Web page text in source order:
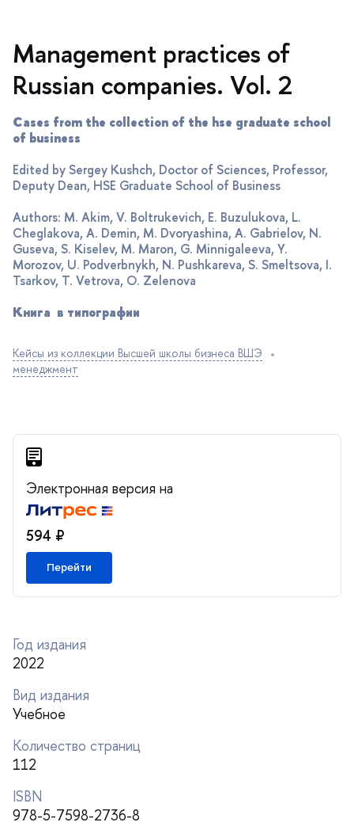
Management practices of
Russian companies. Vol. 2
Cases from the collection of the hse graduate school
of business
Edited by Sergey Kushch, Doctor of Sciences, Professor,
Deputy Dean, HSE Graduate School of Business
Authors: M. Akim, V. Boltrukevich, E. Buzulukova, L.
Cheglakova, A. Demin, M. Dvoryashina, A. Gabrielov, N.
Guseva, S. Kiselev, M. Maron, G. Minnigaleeva, Y.
Morozov, U. Podverbnykh, N. Pushkareva, S. Smeltsova, I.
Tsarkov, T. Vetrova, O. Zelenova
Книга в типографии
Кейсы из коллекции Высшей школы бизнеса ВШЭ
менеджмент
Электронная версия на
594 ₽
Перейти
Год издания
2022
ид издания
Учебное
Количество страниц
112
ISBN
978-5-7598-2736-8